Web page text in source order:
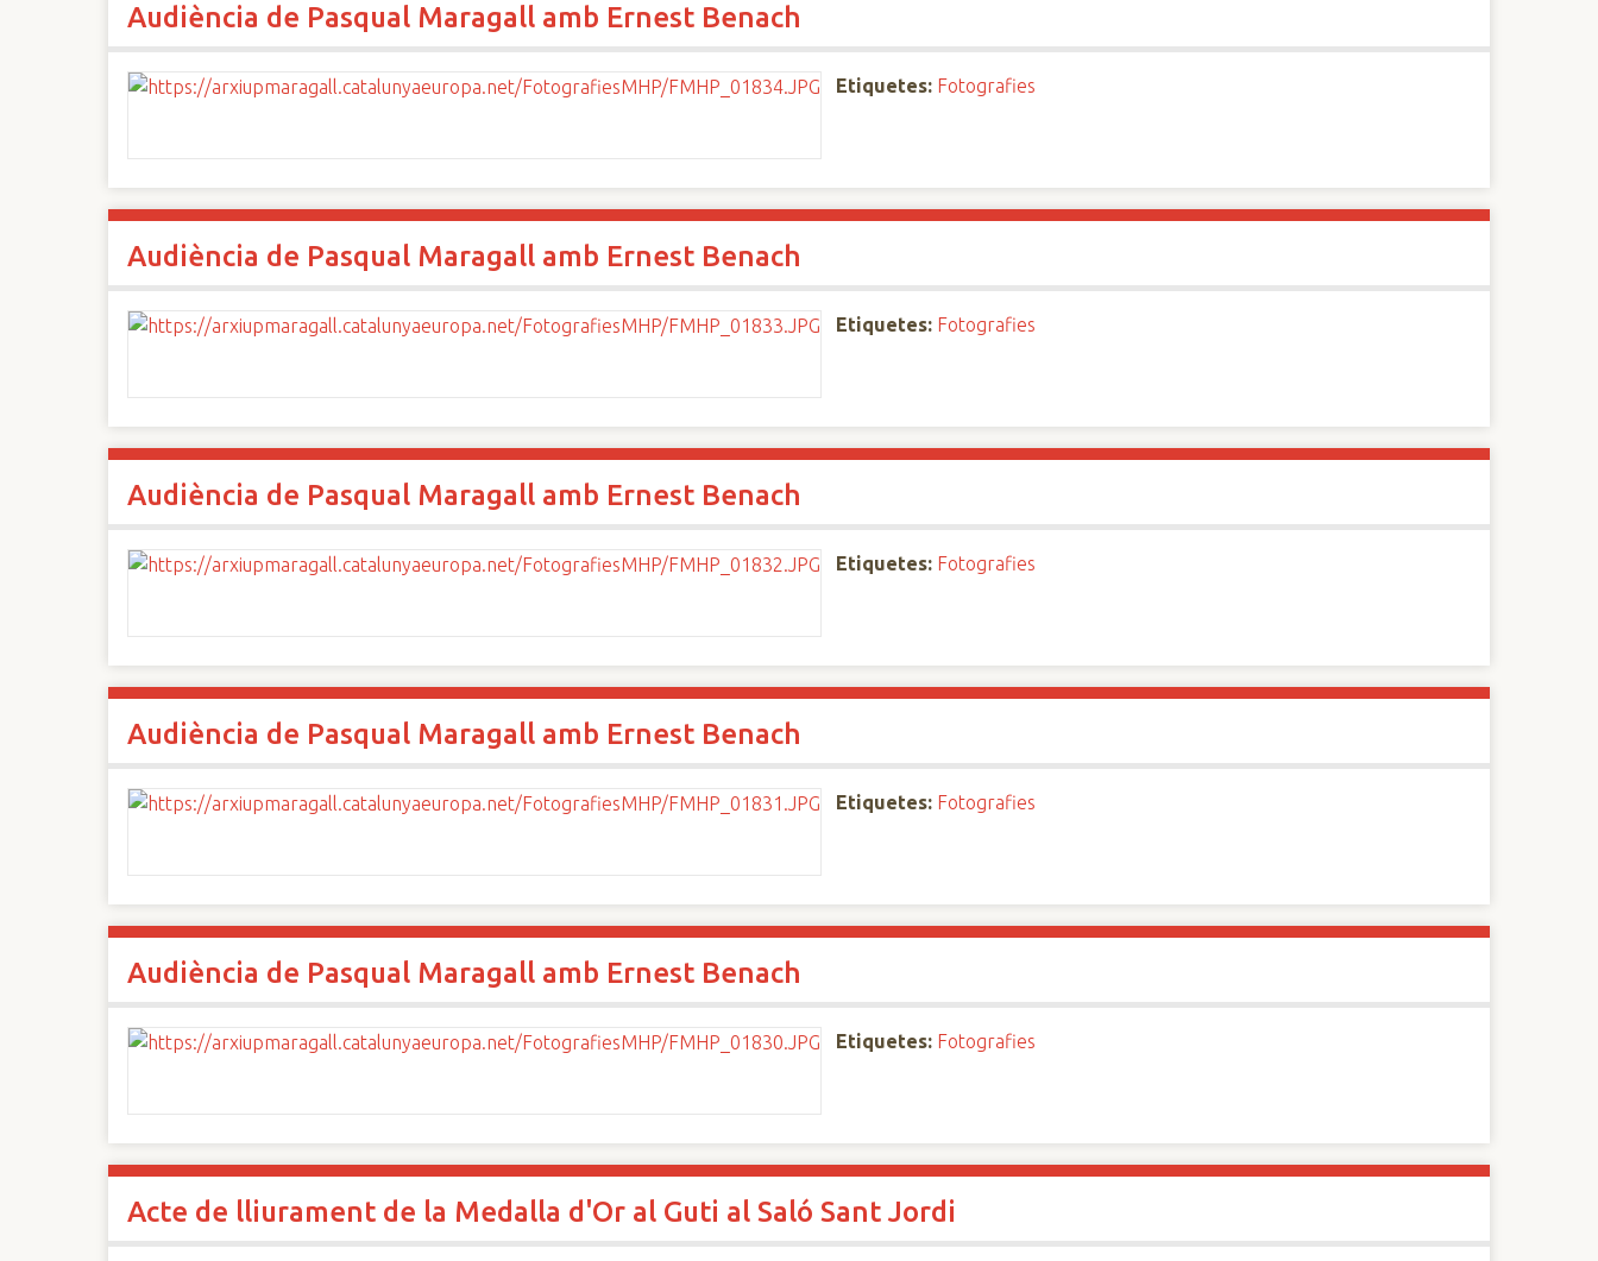
Audiència de Pasqual Maragall amb Ernest Benach
Etiquetes: Fotografies
Audiència de Pasqual Maragall amb Ernest Benach
Etiquetes: Fotografies
Audiència de Pasqual Maragall amb Ernest Benach
Etiquetes: Fotografies
Audiència de Pasqual Maragall amb Ernest Benach
Etiquetes: Fotografies
Audiència de Pasqual Maragall amb Ernest Benach
Etiquetes: Fotografies
Acte de lliurament de la Medalla d'Or al Guti al Saló Sant Jordi